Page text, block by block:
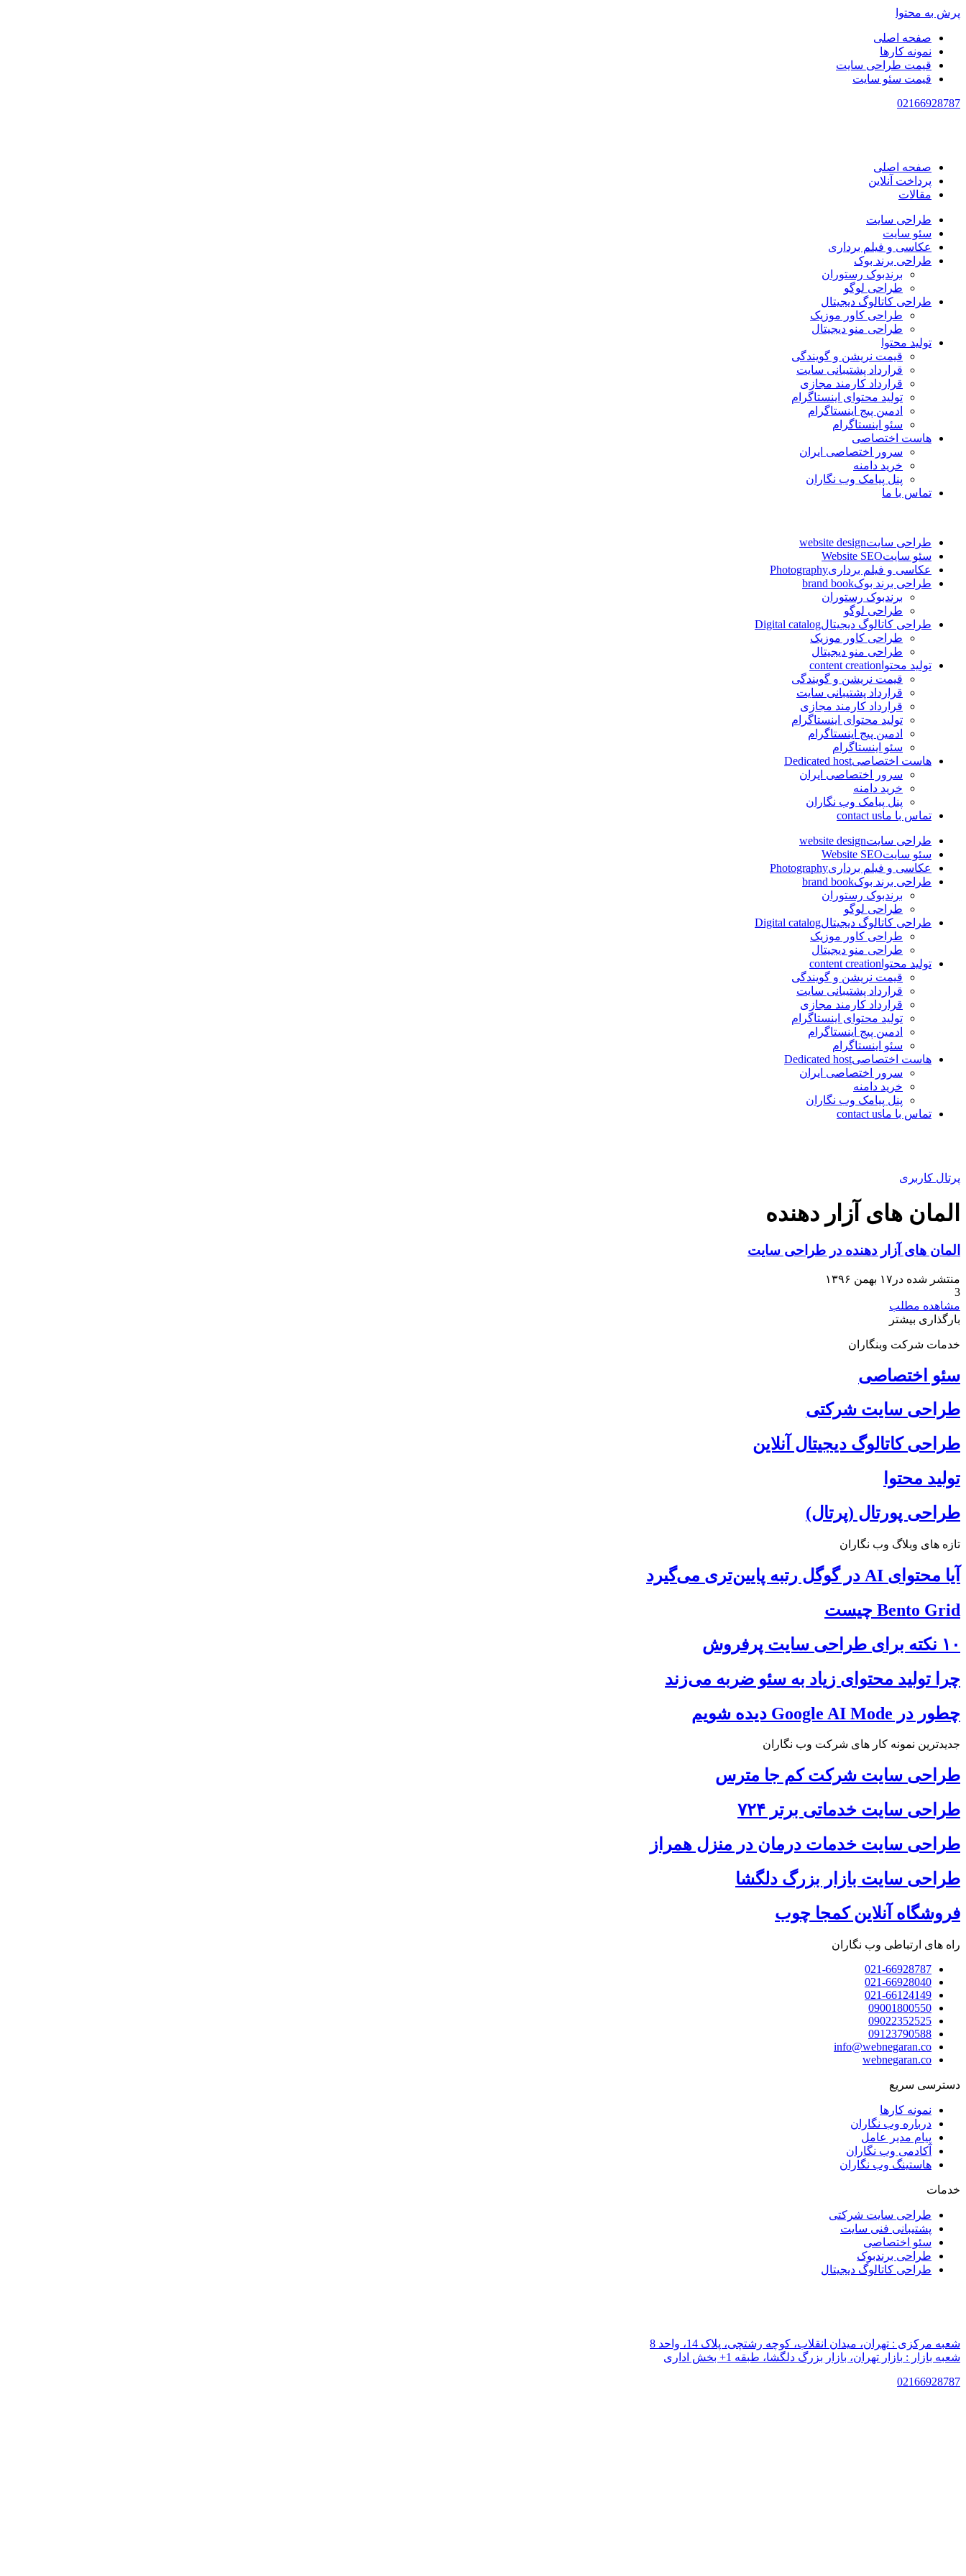
پرش به محتوا
صفحه اصلی
نمونه کارها
قیمت طراحی سایت
قیمت سئو سایت
02166928787
صفحه اصلی
پرداخت آنلاین
مقالات
طراحی سایت
سئو سایت
عکاسی و فیلم برداری
طراحی برند بوک
برندبوک رستوران
طراحی لوگو
طراحی کاتالوگ دیجیتال
طراحی کاور موزیک
طراحی منو دیجیتال
تولید محتوا
قیمت نریشن و گویندگی
قرارداد پشتیبانی سایت
قرارداد کارمند مجازی
تولید محتوای اینستاگرام
ادمین پیج اینستاگرام
سئو اینستاگرام
هاست اختصاصی
سرور اختصاصی ایران
خرید دامنه
پنل پیامک وب نگاران
تماس با ما
طراحی سایتwebsite design
سئو سایتWebsite SEO
عکاسی و فیلم برداریPhotography
طراحی برند بوکbrand book
برندبوک رستوران
طراحی لوگو
طراحی کاتالوگ دیجیتالDigital catalog
طراحی کاور موزیک
طراحی منو دیجیتال
تولید محتوا content creation
قیمت نریشن و گویندگی
قرارداد پشتیبانی سایت
قرارداد کارمند مجازی
تولید محتوای اینستاگرام
ادمین پیج اینستاگرام
سئو اینستاگرام
هاست اختصاصیDedicated host
سرور اختصاصی ایران
خرید دامنه
پنل پیامک وب نگاران
تماس با ماcontact us
طراحی سایتwebsite design
سئو سایتWebsite SEO
عکاسی و فیلم برداریPhotography
طراحی برند بوکbrand book
برندبوک رستوران
طراحی لوگو
طراحی کاتالوگ دیجیتالDigital catalog
طراحی کاور موزیک
طراحی منو دیجیتال
تولید محتوا content creation
قیمت نریشن و گویندگی
قرارداد پشتیبانی سایت
قرارداد کارمند مجازی
تولید محتوای اینستاگرام
ادمین پیج اینستاگرام
سئو اینستاگرام
هاست اختصاصیDedicated host
سرور اختصاصی ایران
خرید دامنه
پنل پیامک وب نگاران
تماس با ماcontact us
پرتال کاربری
المان های آزار دهنده
المان های آزار دهنده در طراحی سایت
منتشر شده در۱۷ بهمن ۱۳۹۶
3
مشاهده مطلب
بارگذاری بیشتر
خدمات شرکت وبنگاران
سئو اختصاصی
طراحی سایت شرکتی
طراحی کاتالوگ دیجیتال آنلاین
تولید محتوا
طراحی پورتال (پرتال)
تازه های وبلاگ وب نگاران
آیا محتوای AI در گوگل رتبه پایین‌تری می‌گیرد
Bento Grid چیست
۱۰ نکته برای طراحی سایت پرفروش
چرا تولید محتوای زیاد به سئو ضربه می‌زند
چطور در Google AI Mode دیده شویم
جدیدترین نمونه کار های شرکت وب نگاران
طراحی سایت شرکت کم جا مترس
طراحی سایت خدماتی برتر ۷۲۴
طراحی سایت خدمات درمان در منزل همراز
طراحی سایت بازار بزرگ دلگشا
فروشگاه آنلاین کمجا چوب
راه های ارتباطی وب نگاران
021-66928787
021-66928040
021-66124149
09001800550
09022352525
09123790588
info@webnegaran.co
webnegaran.co
دسترسی سریع
نمونه کارها
درباره وب نگاران
پیام مدیر عامل
آکادمی وب نگاران
هاستینگ وب نگاران
خدمات
طراحی سایت شرکتی
پشتیبانی فنی سایت
سئو اختصاصی
طراحی برندبوک
طراحی کاتالوگ دیجیتال
شعبه مرکزی : تهران، میدان انقلاب، کوچه رشتچی، پلاک 14، واحد 8
شعبه بازار : بازار تهران، بازار بزرگ دلگشا، طبقه 1+ بخش اداری
02166928787